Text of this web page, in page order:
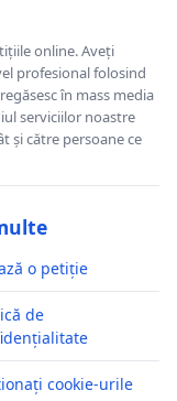
online. Aveți
profesional folosind
în mass media
serviciilor noastre
și către persoane ce
o petiție
de
cookie-urile